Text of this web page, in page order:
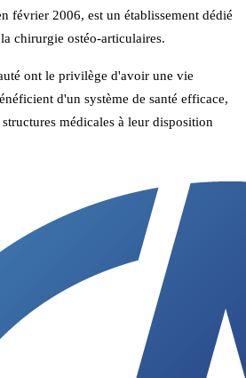
février 2006, est un établissement dédié
chirurgie ostéo-articulaires.
ont le privilège d'avoir une vie
d'un système de santé efficace,
médicales à leur disposition